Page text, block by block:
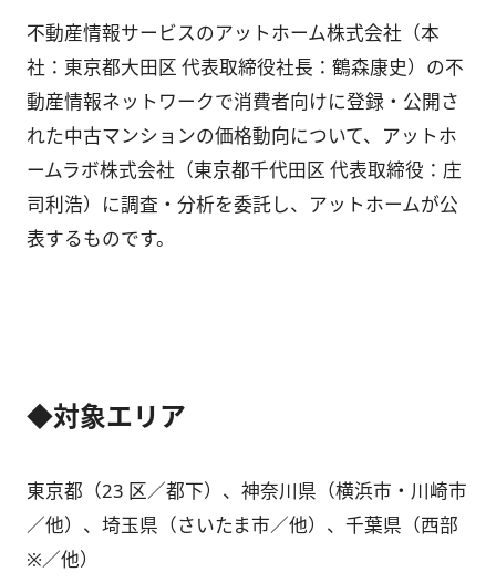
不動産情報サービスのアットホーム株式会社（本
社：東京都大田区 代表取締役社長：鶴森康史）の不
動産情報ネットワークで消費者向けに登録・公開さ
れた中古マンションの価格動向について、アットホ
ームラボ株式会社（東京都千代田区 代表取締役：庄
司利浩）に調査・分析を委託し、アットホームが公
表するものです。
◆対象エリア
東京都（23 区／都下）、神奈川県（横浜市・川崎市
／他）、埼玉県（さいたま市／他）、千葉県（西部
※／他）